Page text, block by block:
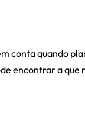
conta quando
encontrar a